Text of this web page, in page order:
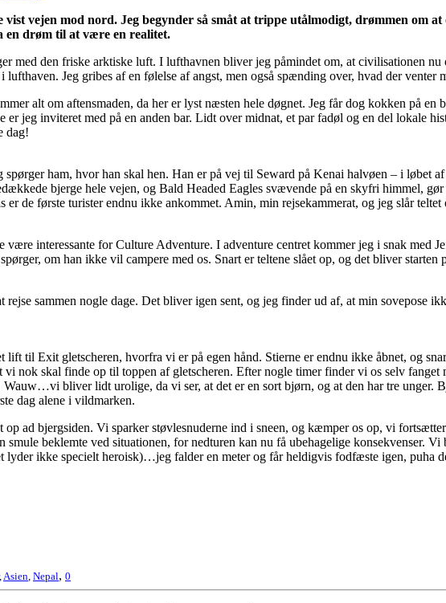
vejen mod nord. Jeg begynder så småt at trippe utålmodigt, drømmen om
en drøm til at være en realitet.
med den friske arktiske luft. I lufthavnen bliver jeg påmindet om, at civilisationen
Jeg gribes af en følelse af angst, men også spænding over, hvad der venter
alt om aftensmaden, da her er lyst næsten hele døgnet. Jeg får dog kokken på
jeg inviteret med på en anden bar. Lidt over midnat, et par fadøl og en del lokale
dag!
ham, hvor han skal hen. Han er på vej til Seward på Kenai halvøen – i løbet
bjerge hele vejen, og Bald Headed Eagles svævende på en skyfri himmel,
de første turister endnu ikke ankommet. Amin, min rejsekammerat, og jeg slår
interessante for Culture Adventure. I adventure centret kommer jeg i snak med
om han ikke vil campere med os. Snart er teltene slået op, og det bliver starten
rejse sammen nogle dage. Det bliver igen sent, og jeg finder ud af, at min sovepose
til Exit gletscheren, hvorfra vi er på egen hånd. Stierne er endnu ikke åbnet, og
vi nok skal finde op til toppen af gletscheren. Efter nogle timer finder vi os selv
bliver lidt urolige, da vi ser, at det er en sort bjørn, og at den har tre unger.
dag alene i vildmarken.
ad bjergsiden. Vi sparker støvlesnuderne ind i sneen, og kæmper os op, vi
beklemte ved situationen, for nedturen kan nu få ubehagelige konsekvenser.
ikke specielt heroisk)…jeg falder en meter og får heldigvis fodfæste igen, puha
,Asien, Nepal, 0